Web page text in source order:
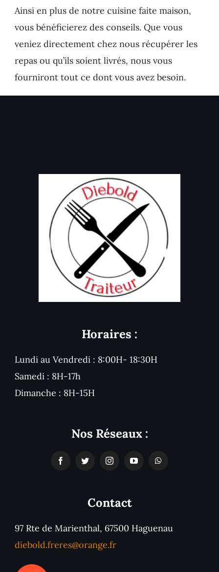
Ainsi en plus de notre cuisine faite maison,
vous bénéficierez des conseils. Que vous
veniez directement chez nous récupérer les
repas ou qu’ils soient livrés, nous vous
fourniront tout ce dont vous avez besoin.
Horaires :
Lundi au Vendredi : 8:00H- 18:30H
Samedi : 8H-17h
Dimanche : 8H-15H
Nos Réseaux :
Contact
97 Rte de Marienthal, 67500 Haguenau
diebold.freres@orange.fr